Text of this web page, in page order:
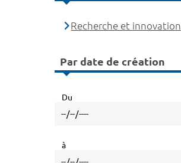
Recherche et innovation
Par date de création
Du
à